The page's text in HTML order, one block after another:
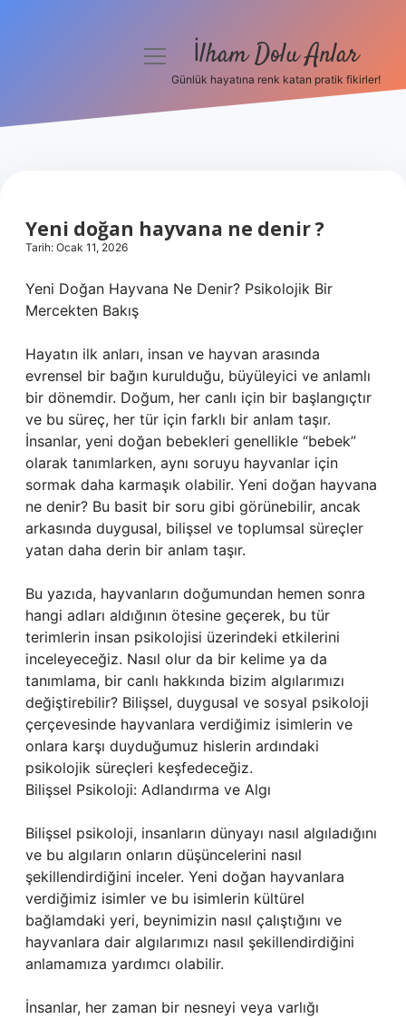
Hakkımızda
menüyü İlham Dolu Anlar
Günlük hayatına renk katan pratik fikirler!
Yeni doğan hayvana ne denir ?
Tarih: Ocak 11, 2026
Yeni Doğan Hayvana Ne Denir? Psikolojik Bir
Mercekten Bakış
Hayatın ilk anları, insan ve hayvan arasında
evrensel bir bağın kurulduğu, büyüleyici ve anlamlı
bir dönemdir. Doğum, her canlı için bir başlangıçtır
ve bu süreç, her tür için farklı bir anlam taşır.
İnsanlar, yeni doğan bebekleri genellikle “bebek”
olarak tanımlarken, aynı soruyu hayvanlar için
sormak daha karmaşık olabilir. Yeni doğan hayvana
ne denir? Bu basit bir soru gibi görünebilir, ancak
arkasında duygusal, bilişsel ve toplumsal süreçler
yatan daha derin bir anlam taşır.
Bu yazıda, hayvanların doğumundan hemen sonra
hangi adları aldığının ötesine geçerek, bu tür
terimlerin insan psikolojisi üzerindeki etkilerini
inceleyeceğiz. Nasıl olur da bir kelime ya da
tanımlama, bir canlı hakkında bizim algılarımızı
değiştirebilir? Bilişsel, duygusal ve sosyal psikoloji
çerçevesinde hayvanlara verdiğimiz isimlerin ve
onlara karşı duyduğumuz hislerin ardındaki
psikolojik süreçleri keşfedeceğiz.
Bilişsel Psikoloji: Adlandırma ve Algı
Bilişsel psikoloji, insanların dünyayı nasıl algıladığını
ve bu algıların onların düşüncelerini nasıl
şekillendirdiğini inceler. Yeni doğan hayvanlara
verdiğimiz isimler ve bu isimlerin kültürel
bağlamdaki yeri, beynimizin nasıl çalıştığını ve
hayvanlara dair algılarımızı nasıl şekillendirdiğini
anlamamıza yardımcı olabilir.
İnsanlar, her zaman bir nesneyi veya varlığı